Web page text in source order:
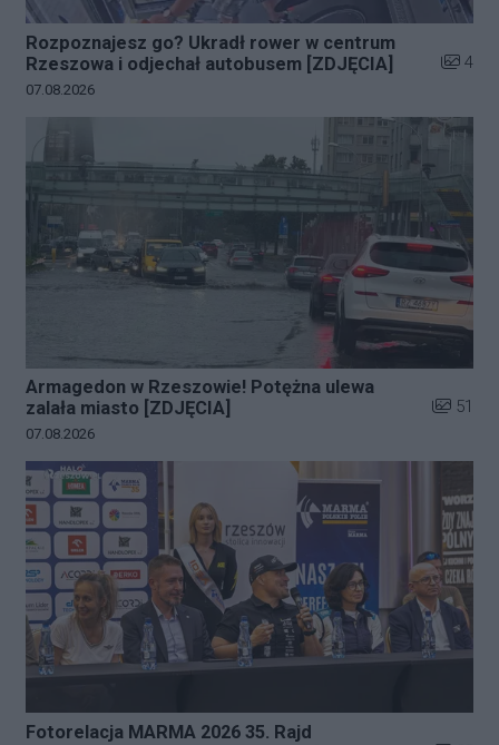
Rozpoznajesz go? Ukradł rower w centrum
Rzeszowa i odjechał autobusem [ZDJĘCIA]
Liczba
4
Data dodania galerii:
07.08.2026
Armagedon w Rzeszowie! Potężna ulewa
zalała miasto [ZDJĘCIA]
Liczba
51
Data dodania galerii:
07.08.2026
Fotorelacja MARMA 2026 35. Rajd